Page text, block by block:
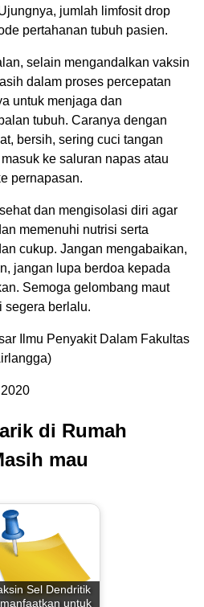
jumlah limfosit drop
pertahanan tubuh pasien.
selain mengandalkan vaksin
dalam proses percepatan
untuk menjaga dan
tubuh. Caranya dengan
bersih, sering cuci tangan
ke saluran napas atau
pernapasan.
dan mengisolasi diri agar
memenuhi nutrisi serta
cukup. Jangan mengabaikan,
jangan lupa berdoa kepada
Semoga gelombang maut
segera berlalu.
Ilmu Penyakit Dalam Fakultas
di Rumah
mau
Sel Dendritik
untuk